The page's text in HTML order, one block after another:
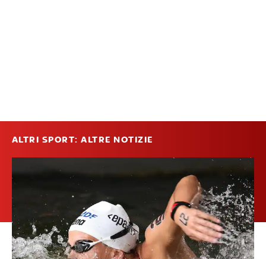
ALTRI SPORT: ALTRE NOTIZIE